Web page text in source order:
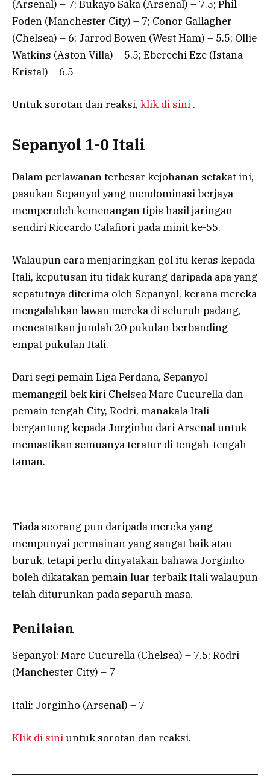
(Arsenal) – 7; Bukayo Saka (Arsenal) – 7.5; Phil
Foden (Manchester City) – 7; Conor Gallagher
(Chelsea) – 6; Jarrod Bowen (West Ham) – 5.5; Ollie
Watkins (Aston Villa) – 5.5; Eberechi Eze (Istana
Kristal) – 6.5
Untuk sorotan dan reaksi, klik di sini .
Sepanyol 1-0 Itali
Dalam perlawanan terbesar kejohanan setakat ini,
pasukan Sepanyol yang mendominasi berjaya
memperoleh kemenangan tipis hasil jaringan
sendiri Riccardo Calafiori pada minit ke-55.
Walaupun cara menjaringkan gol itu keras kepada
Itali, keputusan itu tidak kurang daripada apa yang
sepatutnya diterima oleh Sepanyol, kerana mereka
mengalahkan lawan mereka di seluruh padang,
mencatatkan jumlah 20 pukulan berbanding
empat pukulan Itali.
Dari segi pemain Liga Perdana, Sepanyol
memanggil bek kiri Chelsea Marc Cucurella dan
pemain tengah City, Rodri, manakala Itali
bergantung kepada Jorginho dari Arsenal untuk
memastikan semuanya teratur di tengah-tengah
taman.
Tiada seorang pun daripada mereka yang
mempunyai permainan yang sangat baik atau
buruk, tetapi perlu dinyatakan bahawa Jorginho
boleh dikatakan pemain luar terbaik Itali walaupun
telah diturunkan pada separuh masa.
Penilaian
Sepanyol: Marc Cucurella (Chelsea) – 7.5; Rodri
(Manchester City) – 7
Itali: Jorginho (Arsenal) – 7
Klik di siniuntuk sorotan dan reaksi.